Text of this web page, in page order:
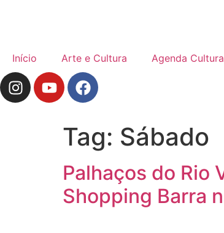
Início Arte e Cultura Agenda
Tag: Sábado
Palhaços do Rio
Shopping Barra